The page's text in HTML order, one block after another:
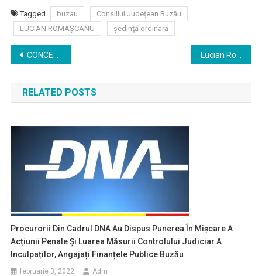
Tagged buzau
Consiliul Județean Buzău
LUCIAN ROMAȘCANU
şedinţă ordinară
Navigare
în
articole
CONCERT Paul Surugiu – Fuego – „Poartă-mă în suflet!” 17.03.2025 la Buzau
RELATED POSTS
Procurorii Din Cadrul DNA Au Dispus Punerea În Mișcare A
Acțiunii Penale Și Luarea Măsurii Controlului Judiciar A
Inculpaților, Angajați Finanțele Publice Buzău
februarie 3, 2022 Adm